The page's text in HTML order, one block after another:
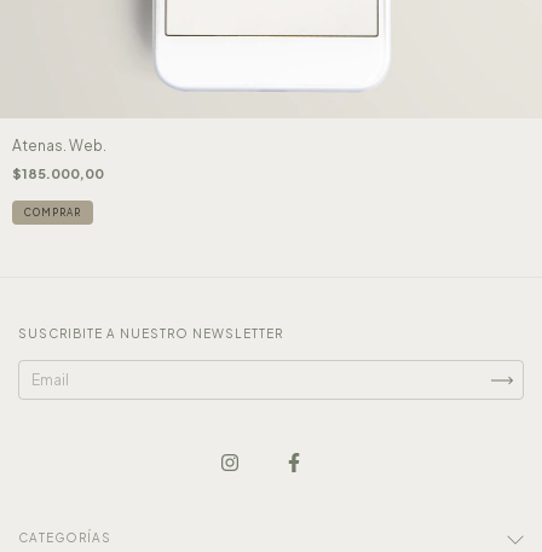
Atenas. Web.
$185.000,00
SUSCRIBITE A NUESTRO NEWSLETTER
CATEGORÍAS